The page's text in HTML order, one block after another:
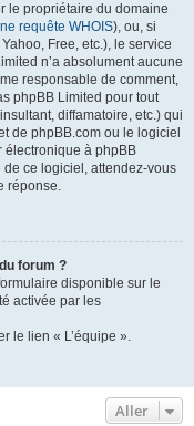
le propriétaire du domaine
requête WHOIS), ou, si
Free, etc.), le service
n’a absolument aucune
responsable de comment,
phpBB Limited pour tout
diffamatoire, etc.) qui
de phpBB.com ou le logiciel
électronique à phpBB
de ce logiciel, attendez-vous
réponse.
forum ?
disponible sur le
activée par les
le lien « L’équipe ».
Aller